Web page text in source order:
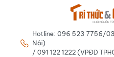
Hotline: 096 523 7756/
Nội)
/ 091 122 1222 (VPĐD